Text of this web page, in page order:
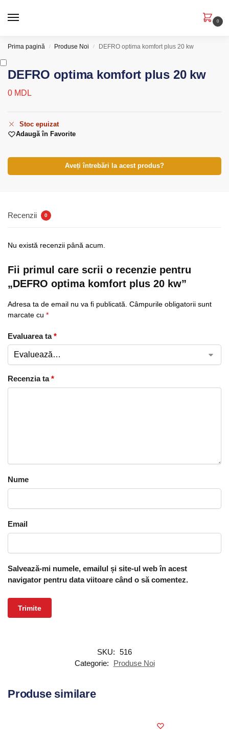
0
Prima pagină / Produse Noi / DEFRO optima komfort plus 20 kw
DEFRO optima komfort plus 20 kw
0 MDL
Stoc epuizat
Adaugă în Favorite
Aveți întrebări la acest produs?
Recenzii 0
Nu există recenzii până acum.
Fii primul care scrii o recenzie pentru
„DEFRO optima komfort plus 20 kw”
Adresa ta de email nu va fi publicată. Câmpurile obligatorii sunt
marcate cu *
Evaluarea ta*
Recenzia ta*
Nume
Email
Salvează-mi numele, emailul și site-ul web în acest
navigator pentru data viitoare când o să comentez.
SKU: 516
Categorie:
Produse Noi
Produse similare